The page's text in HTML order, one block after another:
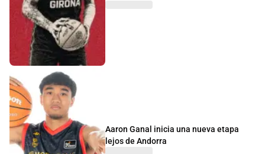
Aaron Ganal inicia una nueva etapa
lejos de Andorra